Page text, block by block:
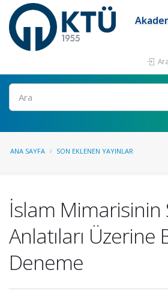
Ara
ANA SAYFA SON EKLENEN YAYINLAR
İslam Mimarisinin
Anlatıları Üzerine
Deneme